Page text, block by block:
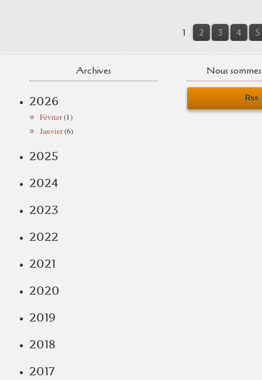
1 2 3 4 5
Archives
2026
Février(1)
Janvier(6)
2025
2024
2023
2022
2021
2020
2019
2018
2017
Nous
Rss